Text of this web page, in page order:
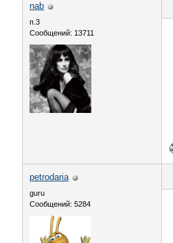
nab
п.3
Сообщений: 13711
petrodaria
guru
Сообщений: 5284